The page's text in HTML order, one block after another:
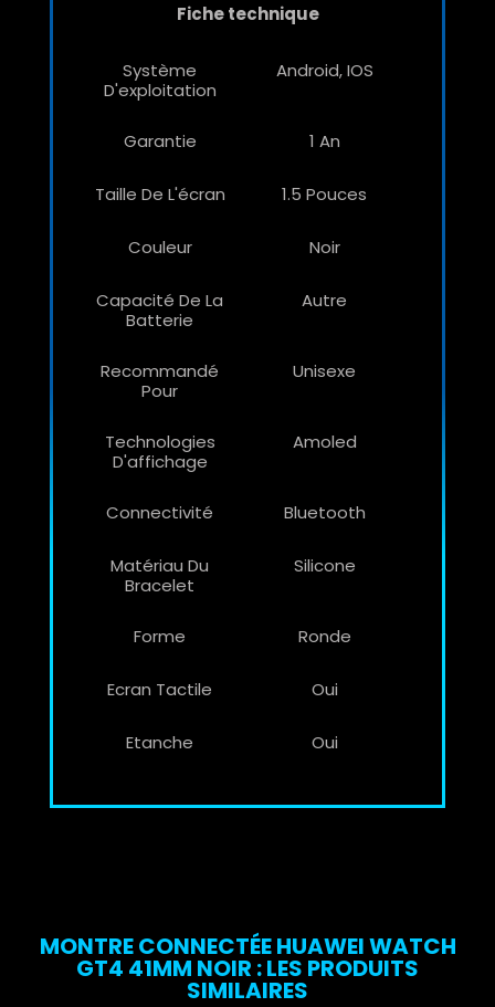
Fiche technique
Système
D'exploitation
Android, IOS
Garantie 1 An
Taille De L'écran 1.5 Pouces
Couleur Noir
Capacité De La
Batterie
Autre
Recommandé
Pour
Unisexe
Technologies
D'affichage
Amoled
Connectivité Bluetooth
Matériau Du
Bracelet
Silicone
Forme Ronde
Ecran Tactile Oui
Etanche Oui
MONTRE CONNECTÉE HUAWEI WATCH
GT4 41MM NOIR : LES PRODUITS
SIMILAIRES